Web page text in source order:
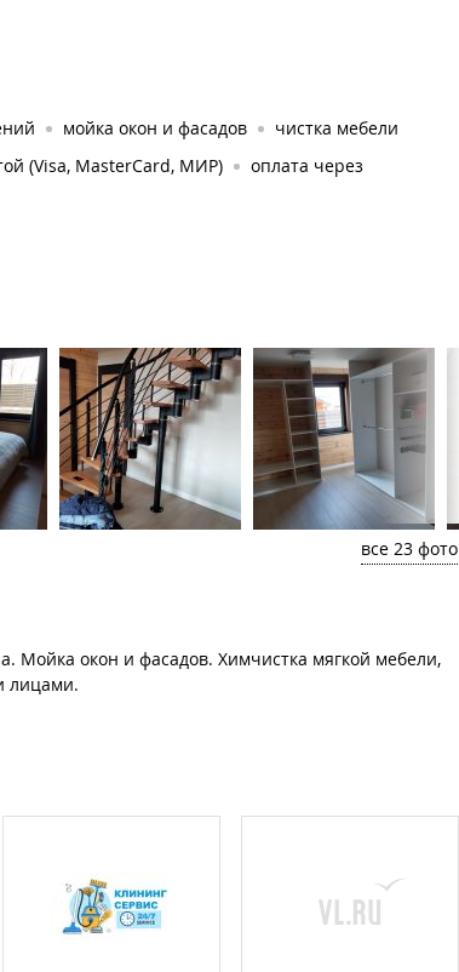
мойка окон и фасадов чистка мебели
(Visa, MasterCard, МИР)
оплата через
все 23 фото
Мойка окон и фасадов. Химчистка мягкой мебели,
лицами.